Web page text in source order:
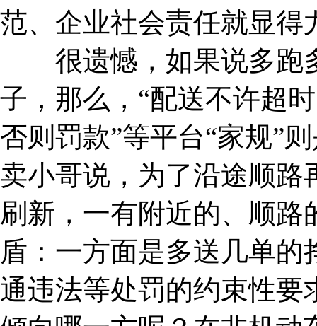
范、企业社会责任就显得
很遗憾，如果说多跑
子，那么，“配送不许超
否则罚款”等平台“家规”
卖小哥说，为了沿途顺路
刷新，一有附近的、顺
盾：一方面是多送几单
通违法等处罚的约束性要